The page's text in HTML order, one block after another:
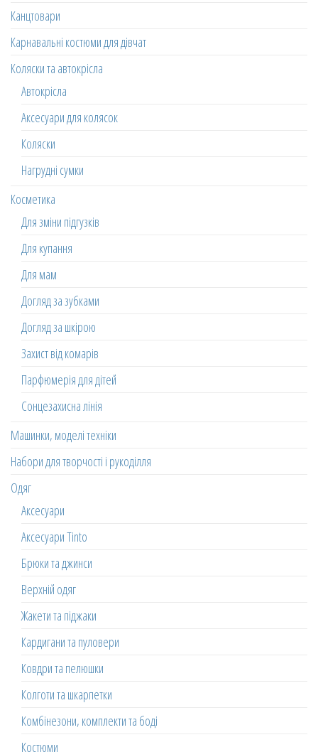
Канцтовари
Карнавальні костюми для дівчат
Коляски та автокрісла
Автокрісла
Аксесуари для колясок
Коляски
Нагрудні сумки
Косметика
Для зміни підгузків
Для купання
Для мам
Догляд за зубками
Догляд за шкірою
Захист від комарів
Парфюмерія для дітей
Сонцезахисна лінія
Машинки, моделі техніки
Набори для творчості і рукоділля
Одяг
Аксесуари
Аксесуари Tinto
Брюки та джинси
Верхній одяг
Жакети та піджаки
Кардигани та пуловери
Ковдри та пелюшки
Колготи та шкарпетки
Комбінезони, комплекти та боді
Костюми